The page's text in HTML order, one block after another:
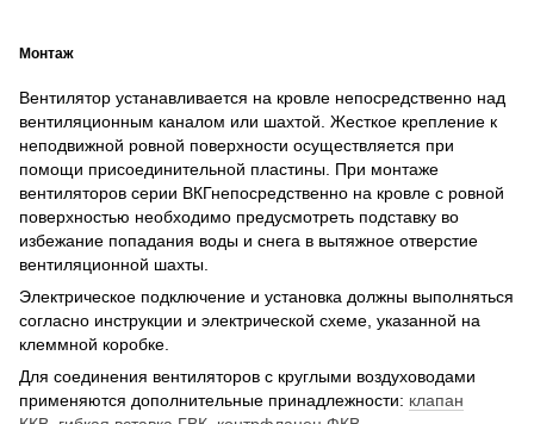
Монтаж
Вентилятор устанавливается на кровле непосредственно над
вентиляционным каналом или шахтой. Жесткое крепление к
неподвижной ровной поверхности осуществляется при
помощи присоединительной пластины. При монтаже
вентиляторов серии ВКГнепосредственно на кровле с ровной
поверхностью необходимо предусмотреть подставку во
избежание попадания воды и снега в вытяжное отверстие
вентиляционной шахты.
Электрическое подключение и установка должны выполняться
согласно инструкции и электрической схеме, указанной на
клеммной коробке.
Для соединения вентиляторов с круглыми воздуховодами
применяются дополнительные принадлежности: клапан